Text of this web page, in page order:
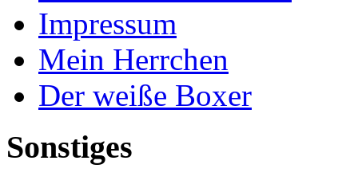
Impressum
Mein Herrchen
Der weiße Boxer
Sonstiges